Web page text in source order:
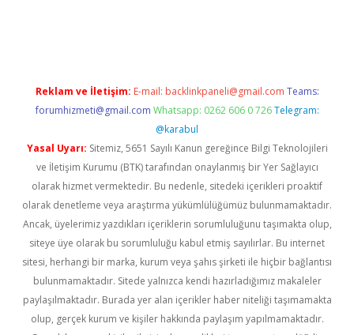
Reklam ve İletişim: E-mail: backlinkpaneli@gmail.com Teams:
forumhizmeti@gmail.com Whatsapp: 0262 606 0 726 Telegram:
@karabul
Yasal Uyarı: Sitemiz, 5651 Sayılı Kanun gereğince Bilgi Teknolojileri
ve İletişim Kurumu (BTK) tarafından onaylanmış bir Yer Sağlayıcı
olarak hizmet vermektedir. Bu nedenle, sitedeki içerikleri proaktif
olarak denetleme veya araştırma yükümlülüğümüz bulunmamaktadır.
Ancak, üyelerimiz yazdıkları içeriklerin sorumluluğunu taşımakta olup,
siteye üye olarak bu sorumluluğu kabul etmiş sayılırlar. Bu internet
sitesi, herhangi bir marka, kurum veya şahıs şirketi ile hiçbir bağlantısı
bulunmamaktadır. Sitede yalnızca kendi hazırladığımız makaleler
paylaşılmaktadır. Burada yer alan içerikler haber niteliği taşımamakta
olup, gerçek kurum ve kişiler hakkında paylaşım yapılmamaktadır.